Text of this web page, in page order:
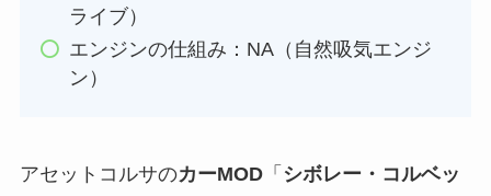
ライブ）
エンジンの仕組み：NA（自然吸気エンジ
ン）
アセットコルサのカーMOD「 シボレー・コルベッ